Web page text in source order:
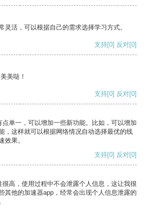
灵活，可以根据自己的需求选择学习方式。
支持[0] 反对[0]
美哒！
支持[0] 反对[0]
单一，可以增加一些新功能。比如，可以增加
，这样就可以根据网络情况自动选择最优的线
效果。
支持[0] 反对[0]
高，使用过程中不会泄露个人信息，这让我很
其他的加速器app，经常会出现个人信息泄露的